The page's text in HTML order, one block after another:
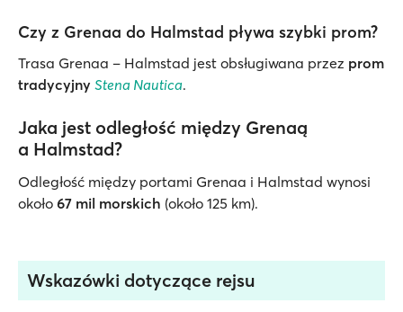
Czy z Grenaa do Halmstad pływa szybki prom?
Trasa Grenaa – Halmstad jest obsługiwana przez prom
tradycyjny Stena Nautica.
Jaka jest odległość między Grenaą
a Halmstad?
Odległość między portami Grenaa i Halmstad wynosi
około 67 mil morskich (około 125 km).
Wskazówki dotyczące rejsu